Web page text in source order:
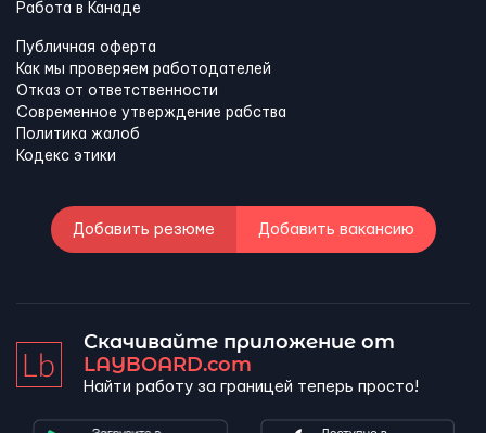
Работа в Канадe
Публичная оферта
Как мы проверяем работодателей
Отказ от ответственности
Современное утверждение рабства
Политика жалоб
Кодекс этики
Добавить резюме Добавить вакансию
Скачивайте приложение от
LAYBOARD.com
Найти работу за границей теперь просто!